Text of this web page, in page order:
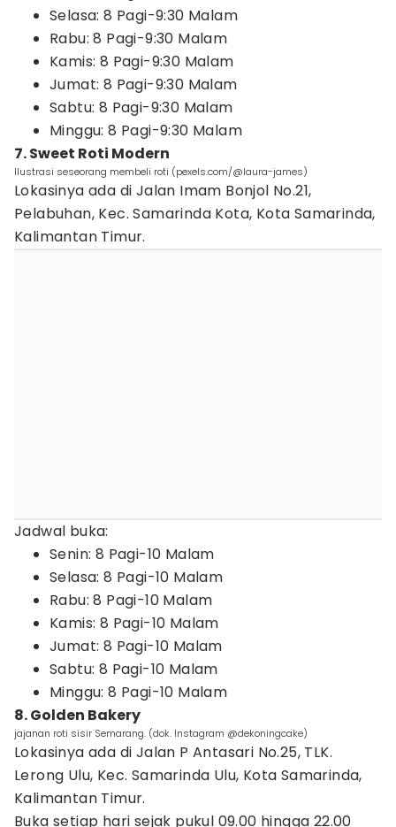
Selasa: 8 Pagi-9:30 Malam
Rabu: 8 Pagi-9:30 Malam
Kamis: 8 Pagi-9:30 Malam
Jumat: 8 Pagi-9:30 Malam
Sabtu: 8 Pagi-9:30 Malam
Minggu: 8 Pagi-9:30 Malam
7. Sweet Roti Modern
Ilustrasi seseorang membeli roti (pexels.com/@laura-james)
Lokasinya ada di Jalan Imam Bonjol No.21,
Pelabuhan, Kec. Samarinda Kota, Kota Samarinda,
Kalimantan Timur.
Jadwal buka:
Senin: 8 Pagi-10 Malam
Selasa: 8 Pagi-10 Malam
Rabu: 8 Pagi-10 Malam
Kamis: 8 Pagi-10 Malam
Jumat: 8 Pagi-10 Malam
Sabtu: 8 Pagi-10 Malam
Minggu: 8 Pagi-10 Malam
8. Golden Bakery
jajanan roti sisir Semarang. (dok. Instagram @dekoningcake)
Lokasinya ada di Jalan P Antasari No.25, TLK.
Lerong Ulu, Kec. Samarinda Ulu, Kota Samarinda,
Kalimantan Timur.
Buka setiap hari sejak pukul 09.00 hingga 22.00